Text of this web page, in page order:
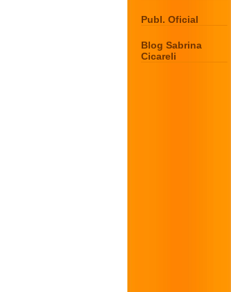
Publ. Oficial
Blog Sabrina
Cicareli